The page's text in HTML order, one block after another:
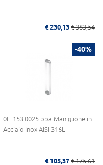
€ 230,13 € 383,54
-40%
0IT.153.0025 pba Maniglione in
Acciaio Inox AISI 316L
€ 105,37 € 175,61